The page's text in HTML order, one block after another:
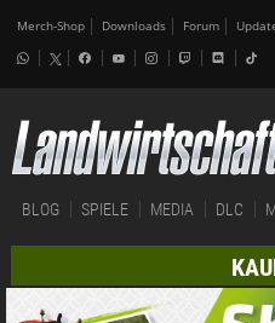
Merch-Shop Downloads Forum
BLOG SPIELE MEDIA DLC